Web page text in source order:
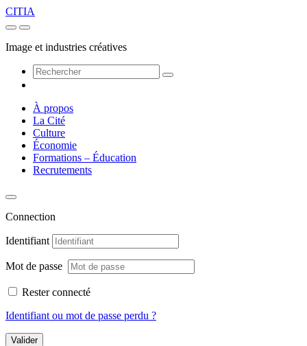
CITIA
Image et industries créatives
À propos
La Cité
Culture
Économie
Formations – Éducation
Recrutements
Connection
Identifiant
Mot de passe
Rester connecté
Identifiant ou mot de passe perdu ?
Valider